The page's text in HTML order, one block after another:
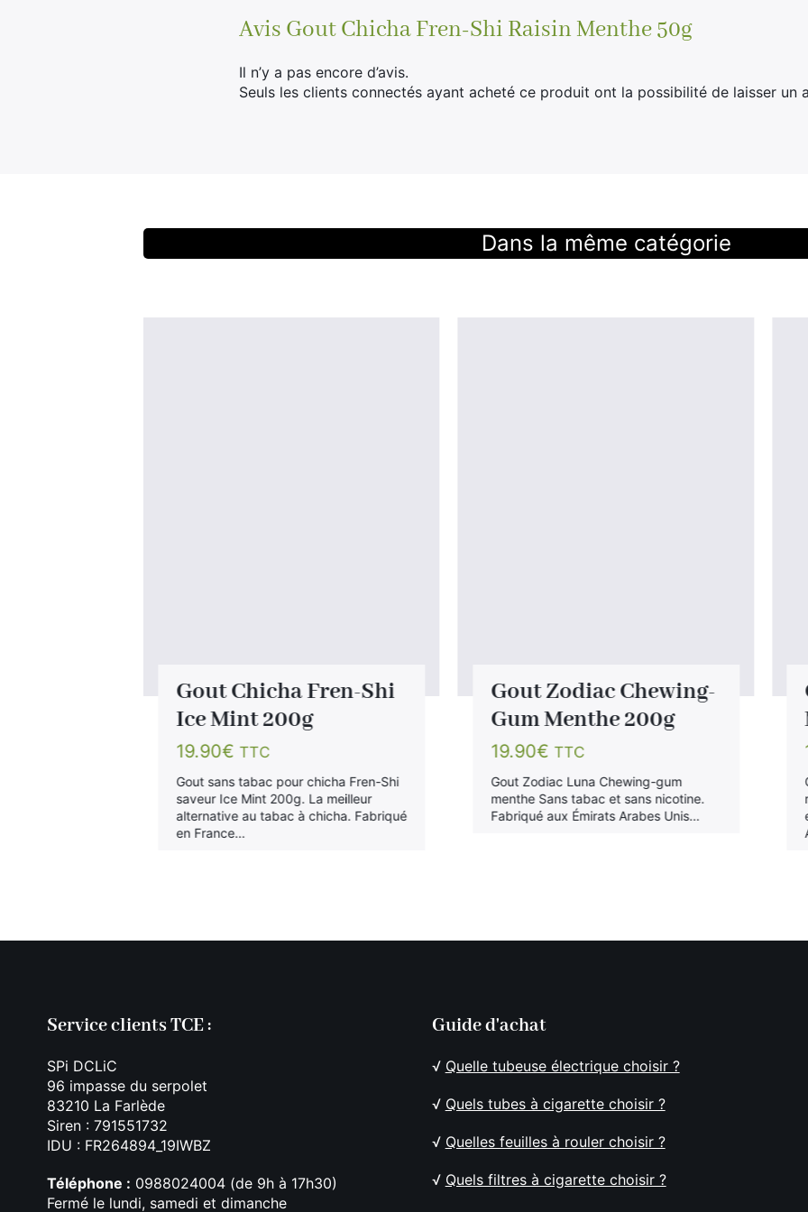
Avis Gout Chicha Fren-Shi Raisin Menthe 50g
Il n’y a pas encore d’avis.
Seuls les clients connectés ayant acheté ce produit ont la possibilité de laisser un
Dans la même catégorie
Gout Chicha Fren-Shi
Ice Mint 200g
19.90€ TTC
Gout sans tabac pour chicha Fren-Shi
saveur Ice Mint 200g. La meilleur
alternative au tabac à chicha. Fabriqué
en France…
Gout Zodiac Chewing-
Gum Menthe 200g
19.90€ TTC
Gout Zodiac Luna Chewing-gum
menthe Sans tabac et sans nicotine.
Fabriqué aux Émirats Arabes Unis…
Service clients TCE :
SPi DCLiC
96 impasse du serpolet
83210 La Farlède
Siren : 791551732
IDU : FR264894_19IWBZ
Téléphone : 0988024004 (de 9h à 17h30)
Fermé le lundi, samedi et dimanche
Guide d'achat
√ Quelle tubeuse électrique choisir ?
√ Quels tubes à cigarette choisir ?
√ Quelles feuilles à rouler choisir ?
√ Quels filtres à cigarette choisir ?